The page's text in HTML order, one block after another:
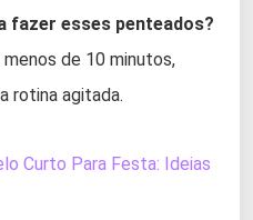
fazer esses penteados?
de 10 minutos,
rotina agitada.
Curto Para Festa: Ideias